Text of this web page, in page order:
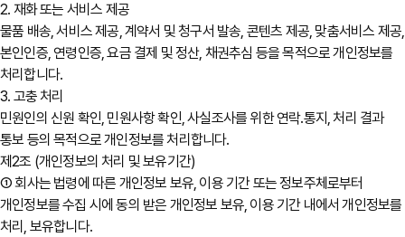
2. 재화 또는 서비스 제공
물품 배송, 서비스 제공, 계약서 및 청구서 발송, 콘텐츠 제공, 맞춤서비스 제공,
본인인증, 연령인증, 요금 결제 및 정산, 채권추심 등을 목적으로 개인정보를
처리합니다.
3. 고충 처리
민원인의 신원 확인, 민원사항 확인, 사실조사를 위한 연락․통지, 처리 결과
통보 등의 목적으로 개인정보를 처리합니다.
제2조 (개인정보의 처리 및 보유기간)
① 회사는 법령에 따른 개인정보 보유, 이용 기간 또는 정보주체로부터
개인정보를 수집 시에 동의 받은 개인정보 보유, 이용 기간 내에서 개인정보를
처리, 보유합니다.